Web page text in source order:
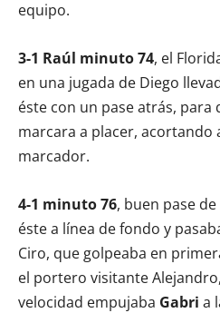
equipo.
3-1 Raúl minuto 74, el
en una jugada de Diego
éste con un pase atrás, para
marcara a placer, acortando
marcador.
4-1 minuto 76, buen pase
éste a línea de fondo y
Ciro, que golpeaba en
el portero visitante
velocidad empujaba Gabri a